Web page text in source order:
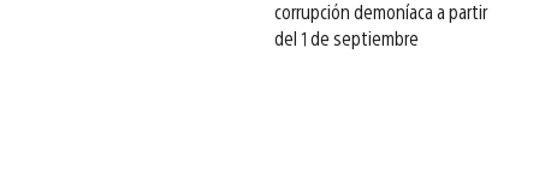
corrupción demoníaca a partir
del 1 de septiembre